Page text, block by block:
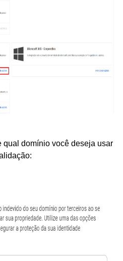
qual domínio você deseja usar